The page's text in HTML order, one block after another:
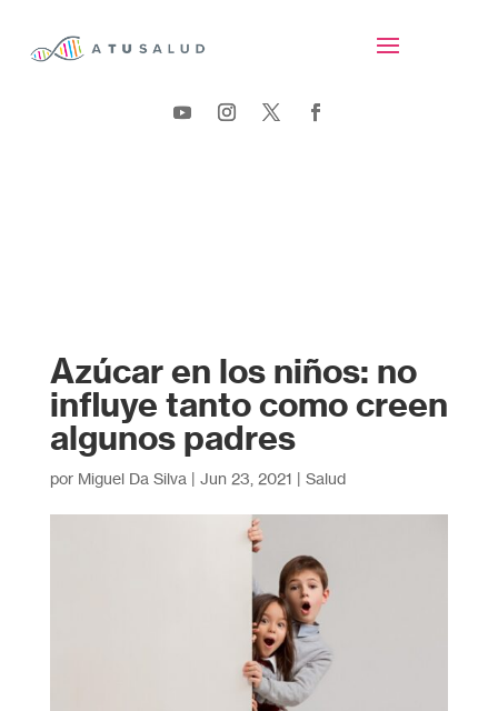
Azúcar en los niños: no
influye tanto como creen
algunos padres
por Miguel Da Silva | Jun 23, 2021 | Salud